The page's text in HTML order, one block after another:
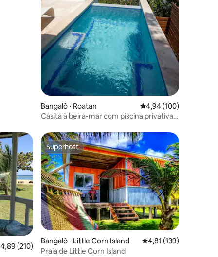
Bangalô ⋅ Roatan 4,94 de uma avaliação
4,94 (100)
Casita à beira-mar com piscina privativa +
de uma avaliação média de 5, 210 avaliações
4,89 (210)
Superhost
Superhost
Bangalô ⋅ Little Corn Island 4,81 de uma avaliação
4,81 (139)
Praia de Little Corn Island